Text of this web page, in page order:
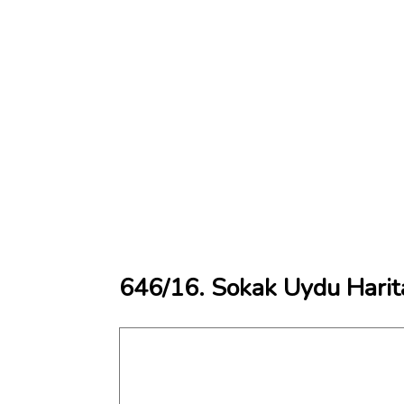
646/16. Sokak Uydu